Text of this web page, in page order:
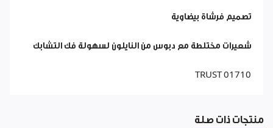
تصميم فرشاة بيضاوية
شعيرات مختلطة مع دبوس من النايلون لسهولة فك التشابك
TRUST 01710
منتجات ذات صلة